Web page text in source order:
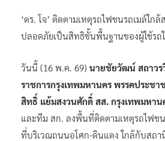
‘ดร. โจ’ ติดตามเหตุรถไฟชนรถเมล์ใก
ปลอดภัยเป็นสิทธิขั้นพื้นฐานของผู้ใช้รถ
วันนี้ (16 พ.ค. 69) นายชัยวัฒน์ สถาวร
ราชการกรุงเทพมหานคร พรรคประชา
สิทธิ์ แย้มสงวนศักดิ์ สส. กรุงเทพมหา
และทีม สก. ลงพื้นที่ติดตามเหตุรถไฟชน
ที่บริเวณถนนอโศก-ดินแดง ใกล้กับสถา